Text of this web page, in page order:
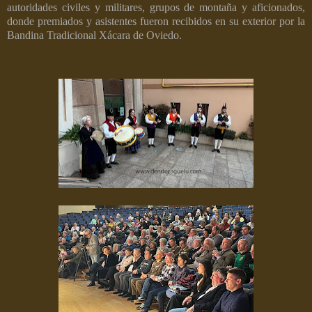
autoridades civiles y militares, grupos de montaña y aficionados,
donde premiados y asistentes fueron recibidos en su exterior por la
Bandina Tradicional Xácara de Oviedo.